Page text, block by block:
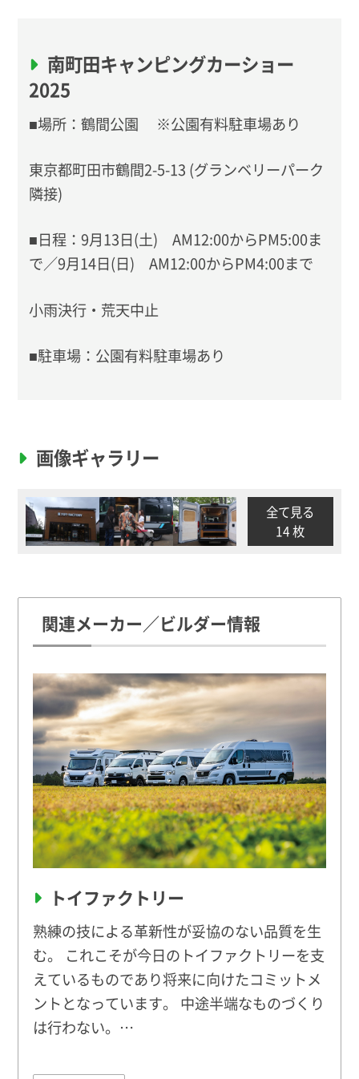
南町田キャンピングカーショー
2025
■場所：鶴間公園 ※公園有料駐車場あり
東京都町田市鶴間2-5-13 (グランベリーパーク
隣接)
■日程：9月13日(土) AM12:00からPM5:00ま
で／9月14日(日) AM12:00からPM4:00まで
小雨決行・荒天中止
■駐車場：公園有料駐車場あり
画像ギャラリー
全て見る
14 枚
関連メーカー／ビルダー情報
トイファクトリー
熟練の技による革新性が妥協のない品質を生
む。 これこそが今日のトイファクトリーを支
えているものであり将来に向けたコミットメ
ントとなっています。 中途半端なものづくり
は行わない。…